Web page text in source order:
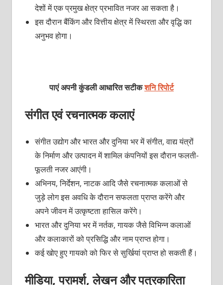
देशों में एक प्रमुख क्षेत्र प्रभावित नजर आ सकता है।
इस दौरान बैंकिंग और वित्तीय क्षेत्र में स्थिरता और वृद्धि का
अनुभव होगा।
पाएं अपनी कुंडली आधारित सटीकशनि रिपोर्ट
संगीत एवं रचनात्मक कलाएं
संगीत उद्योग और भारत और दुनिया भर में संगीत, वाद्य यंत्रों
के निर्माण और उत्पादन में शामिल कंपनियों इस दौरान फलती-
फूलती नजर आएंगी।
अभिनय, निर्देशन, नाटक आदि जैसे रचनात्मक कलाओं से
जुड़े लोग इस अवधि के दौरान सफलता प्राप्त करेंगे और
अपने जीवन में उत्कृष्टता हासिल करेंगे।
भारत और दुनिया भर में नर्तक, गायक जैसे विभिन्न कलाओं
और कलाकारों को प्रसिद्धि और नाम प्राप्त होगा।
कई खोए हुए गायको को फिर से सुर्खियां प्राप्त हो सकती हैं।
मीडिया, परामर्श, लेखन और पत्रकारिता